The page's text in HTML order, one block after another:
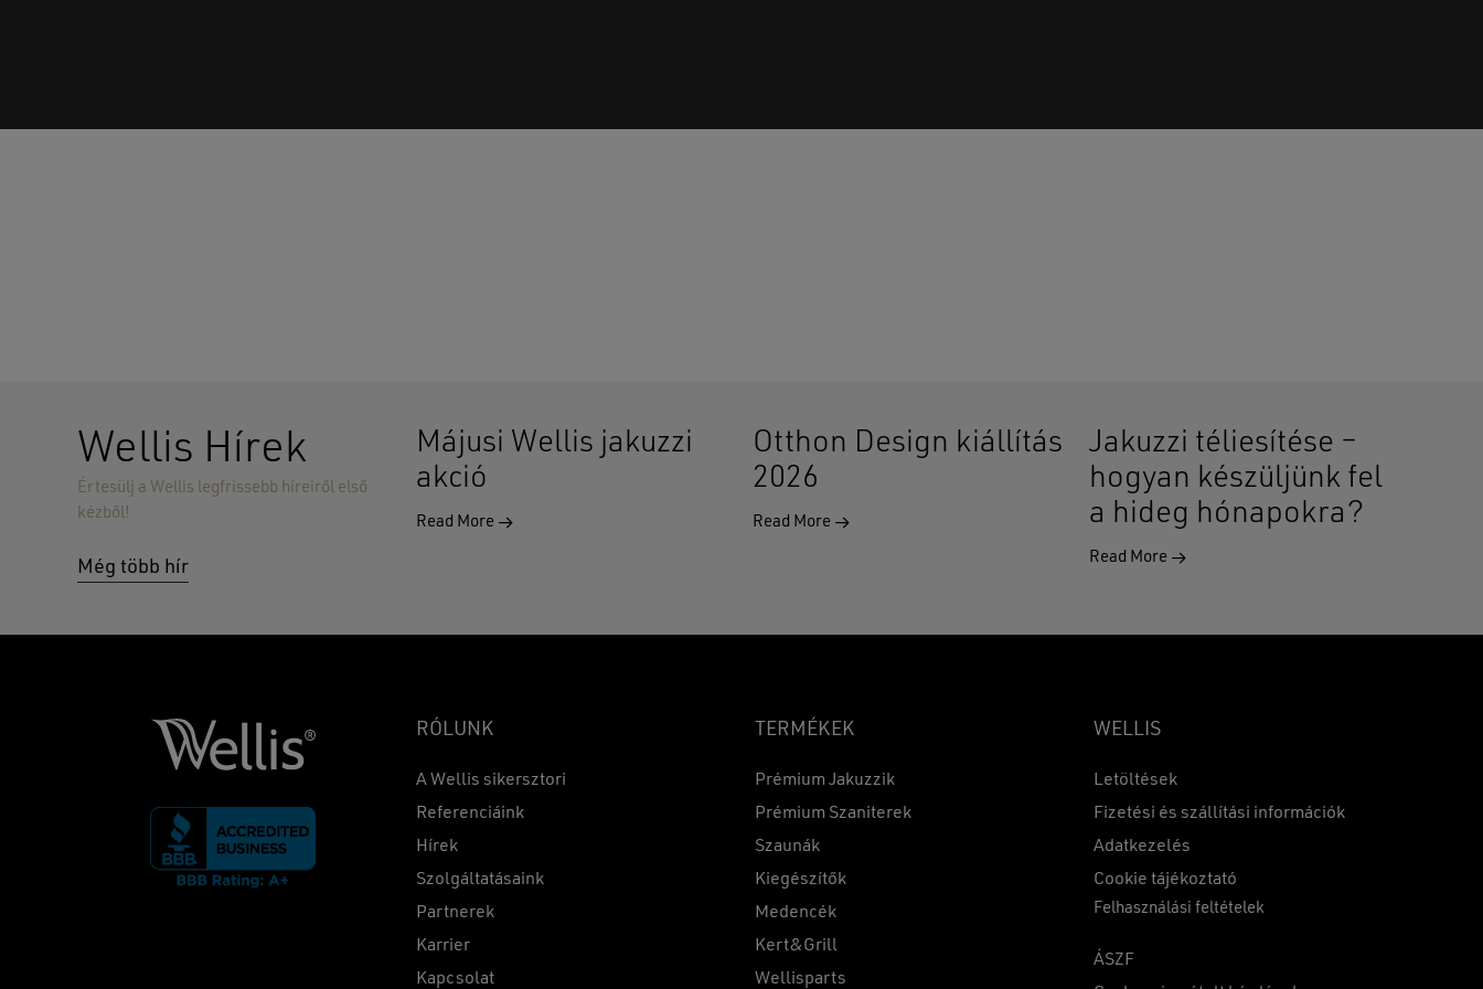
Wellis Hírek
Értesülj a Wellis legfrissebb híreiről első
kézből!
Még több hír
Májusi Wellis jakuzzi
akció
Read More
Otthon Design kiállítás
2026
Read More
Jakuzzi téliesítése –
hogyan készüljünk fel
a hideg hónapokra?
Read More
RÓLUNK
A Wellis sikersztori
Referenciáink
Hírek
Szolgáltatásaink
Partnerek
Karrier
Kapcsolat
TERMÉKEK
Prémium Jakuzzik
Prémium Szaniterek
Szaunák
Kiegészítők
Medencék
Kert&Grill
Wellisparts
WELLIS
Letöltések
Fizetési és szállítási információk
Adatkezelés
Cookie tájékoztató
Felhasználási feltételek
ÁSZF